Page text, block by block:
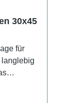
30x45
für
mit